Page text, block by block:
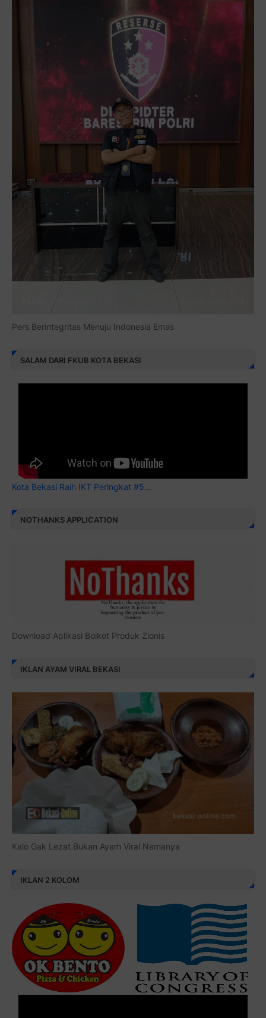
Pers Berintegritas Menuju Indonesia Emas
SALAM DARI FKUB KOTA BEKASI
Kota Bekasi Raih IKT Peringkat #5...
NOTHANKS APPLICATION
Download Aplikasi Boikot Produk Zionis
IKLAN AYAM VIRAL BEKASI
Kalo Gak Lezat Bukan Ayam Viral Namanya
IKLAN 2 KOLOM